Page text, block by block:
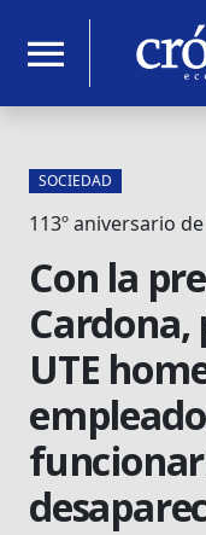
menu
SOCIEDAD
113º aniversario de
Con la
Cardona,
UTE